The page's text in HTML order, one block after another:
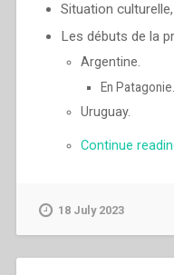
Situation
Les débuts de la
Argentine.
En Patagonie.
Uruguay.
Continue
18 July 2023